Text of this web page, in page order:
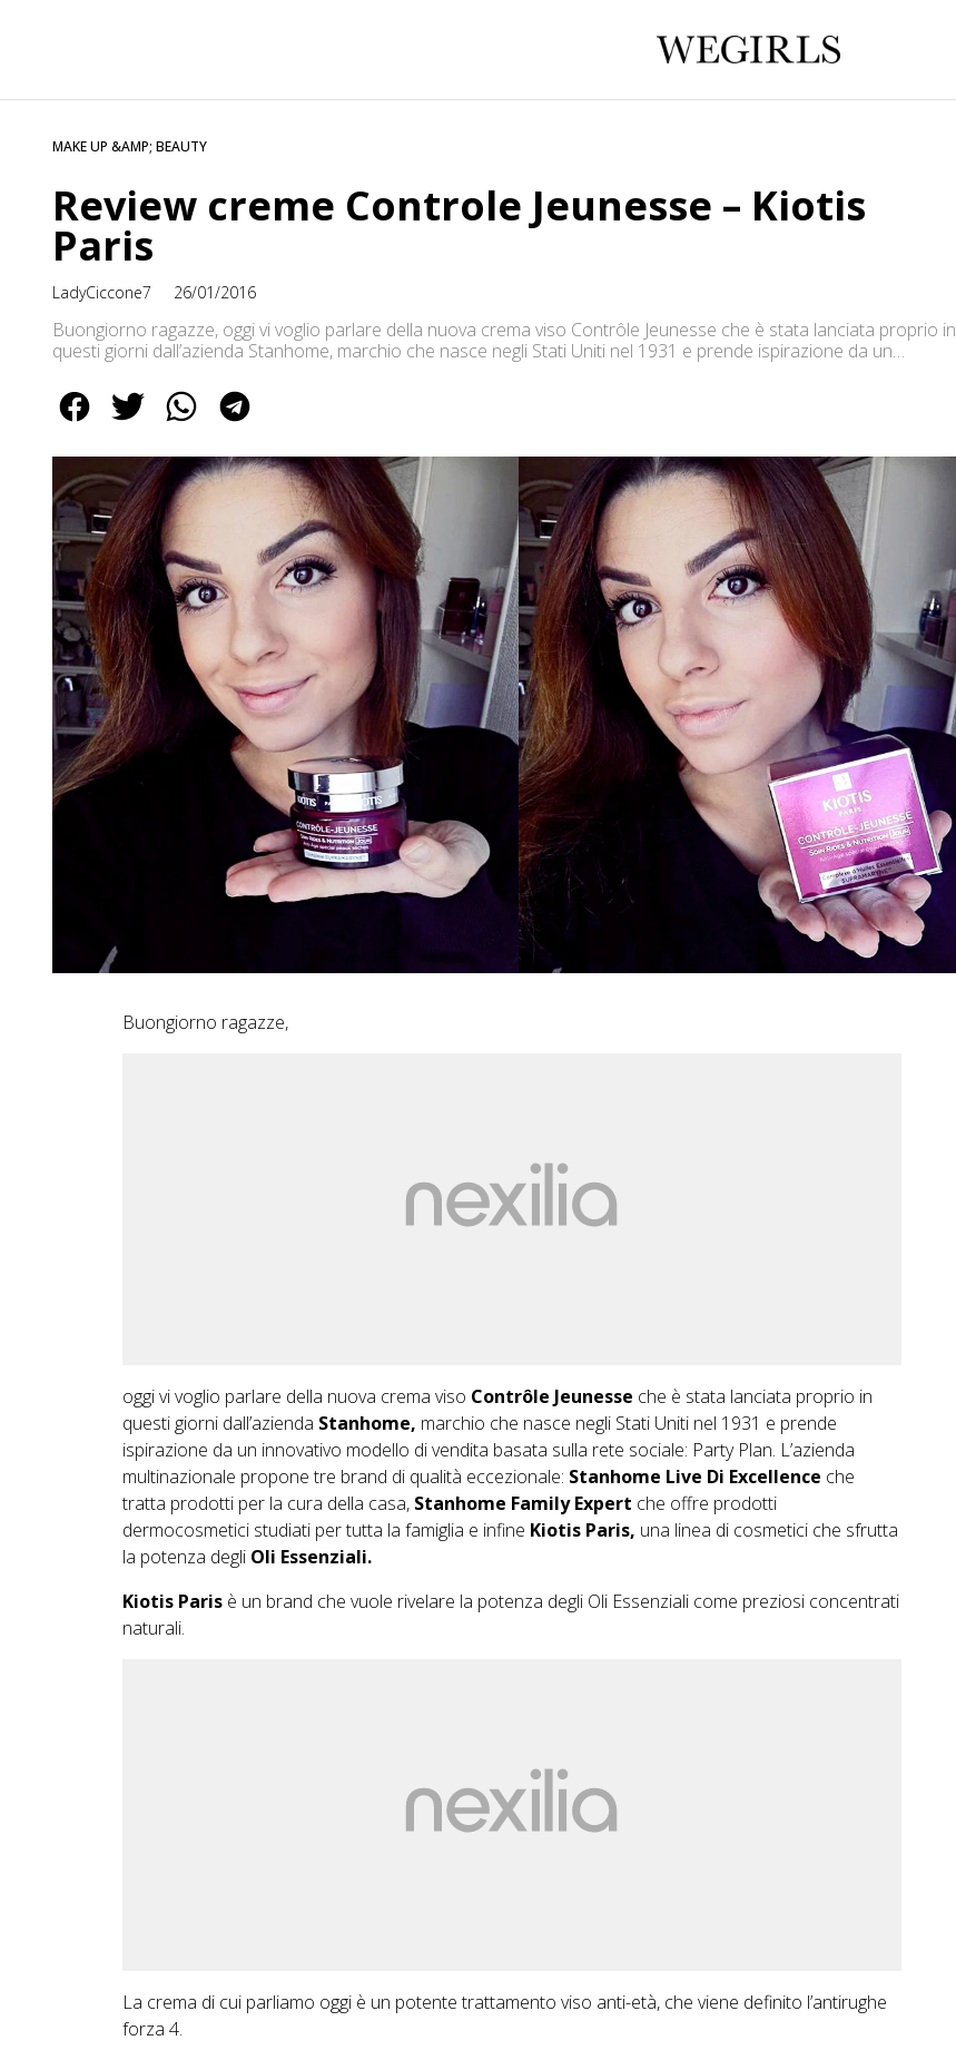
MAKE UP &AMP; BEAUTY
Review creme Controle Jeunesse – Kiotis
Paris
LadyCiccone7 26/01/2016
Buongiorno ragazze, oggi vi voglio parlare della nuova crema viso Contrôle Jeunesse che è stata lanciata proprio in
questi giorni dall’azienda Stanhome, marchio che nasce negli Stati Uniti nel 1931 e prende ispirazione da un
qualità eccezionale: Stanhome Live Di Excellence che tratta prodotti […]
Buongiorno ragazze,
oggi vi voglio parlare della nuova crema viso Contrôle Jeunesse che è stata lanciata proprio in
questi giorni dall’azienda Stanhome, marchio che nasce negli Stati Uniti nel 1931 e prende
ispirazione da un innovativo modello di vendita basata sulla rete sociale: Party Plan. L’azienda
multinazionale propone tre brand di qualità eccezionale: Stanhome Live Di Excellence che
tratta prodotti per la cura della casa, Stanhome Family Expert che offre prodotti
dermocosmetici studiati per tutta la famiglia e infine Kiotis Paris, una linea di cosmetici che sfrutta
la potenza degli Oli Essenziali.
Kiotis Paris è un brand che vuole rivelare la potenza degli Oli Essenziali come preziosi concentrati
naturali.
La crema di cui parliamo oggi è un potente trattamento viso anti-età, che viene definito l’antirughe
forza 4.